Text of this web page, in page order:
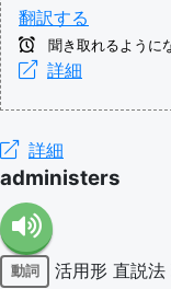
翻訳する
聞き取れるように
詳細
詳細
administers
動詞 活用形 直説法